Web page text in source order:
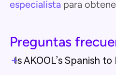
especialista para
Preguntas
Is AKOOL’s Spanish